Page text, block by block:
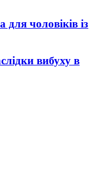
чоловіків із
вибуху в